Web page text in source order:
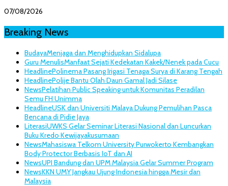
07/08/2026
Breaking News
BudayaMenjaga dan Menghidupkan Sidalupa
Guru MenulisManfaat Sejati Kedekatan Kakek/Nenek pada Cucu
HeadlinePolinema Pasang Irigasi Tenaga Surya di Karang Tengah
HeadlinePolije Bantu Olah Daun Gamal Jadi Silase
NewsPelatihan Public Speaking untuk Komunitas Peradilan
Semu FH Unimma
HeadlineUSK dan Universiti Malaya Dukung Pemulihan Pasca
Bencana di Pidie Jaya
LiterasiUWKS Gelar Seminar Literasi Nasional dan Luncurkan
Buku Kredo Kewijayakusumaan
NewsMahasiswa Telkom University Purwokerto Kembangkan
Body Protector Berbasis IoT dan AI
NewsUPI Bandung dan UPM Malaysia Gelar Summer Program
NewsKKN UMY Jangkau Ujung Indonesia hingga Mesir dan
Malaysia